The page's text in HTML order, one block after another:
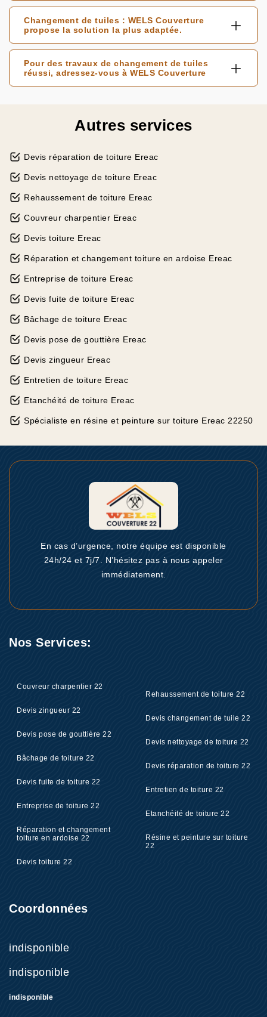
Changement de tuiles : WELS Couverture
propose la solution la plus adaptée.
Pour des travaux de changement de tuiles
réussi, adressez-vous à WELS Couverture
Autres services
Devis réparation de toiture Ereac
Devis nettoyage de toiture Ereac
Rehaussement de toiture Ereac
Couvreur charpentier Ereac
Devis toiture Ereac
Réparation et changement toiture en ardoise Ereac
Entreprise de toiture Ereac
Devis fuite de toiture Ereac
Bâchage de toiture Ereac
Devis pose de gouttière Ereac
Devis zingueur Ereac
Entretien de toiture Ereac
Etanchéité de toiture Ereac
Spécialiste en résine et peinture sur toiture Ereac 22250
En cas d’urgence, notre équipe est disponible
24h/24 et 7j/7. N’hésitez pas à nous appeler
immédiatement.
Nos Services:
Couvreur charpentier 22
Devis zingueur 22
Devis pose de gouttière 22
Bâchage de toiture 22
Devis fuite de toiture 22
Entreprise de toiture 22
Réparation et changement
toiture en ardoise 22
Devis toiture 22
Rehaussement de toiture 22
Devis changement de tuile 22
Devis nettoyage de toiture 22
Devis réparation de toiture 22
Entretien de toiture 22
Etanchéité de toiture 22
Résine et peinture sur toiture
22
Coordonnées
indisponible
indisponible
indisponible